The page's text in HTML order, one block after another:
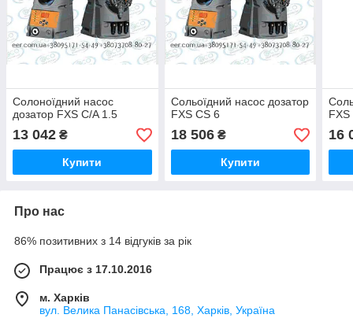
Солоноїдний насос
дозатор FXS C/A 1.5
13 042 ₴
Купити
Сольоїдний насос дозатор
FXS CS 6
18 506₴
Купити
FXS
16
Про нас
86% позитивних з 14 відгуків за рік
Працює з 17.10.2016
м. Харків
вул. Велика Панасівська, 168, Харків, Україна